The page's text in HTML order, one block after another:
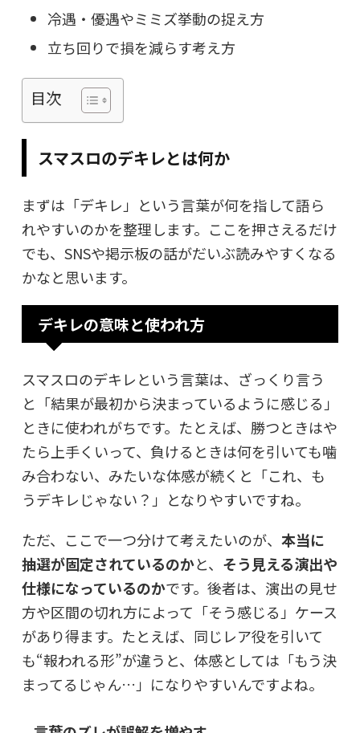
冷遇・優遇やミミズ挙動の捉え方
立ち回りで損を減らす考え方
目次
スマスロのデキレとは何か
まずは「デキレ」という言葉が何を指して語ら
れやすいのかを整理します。ここを押さえるだけ
でも、SNSや掲示板の話がだいぶ読みやすくなる
かなと思います。
デキレの意味と使われ方
スマスロのデキレという言葉は、ざっくり言う
と「結果が最初から決まっているように感じる」
ときに使われがちです。たとえば、勝つときはや
たら上手くいって、負けるときは何を引いても噛
み合わない、みたいな体感が続くと「これ、も
うデキレじゃない？」となりやすいですね。
ただ、ここで一つ分けて考えたいのが、 本当に
抽選が固定されているのかと、 そう見える演出や
仕様になっているのかです。後者は、演出の見せ
方や区間の切れ方によって「そう感じる」ケース
があり得ます。たとえば、同じレア役を引いて
も“報われる形”が違うと、体感としては「もう決
まってるじゃん…」になりやすいんですよね。